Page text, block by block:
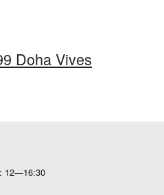
Doha Vives
12—16:30